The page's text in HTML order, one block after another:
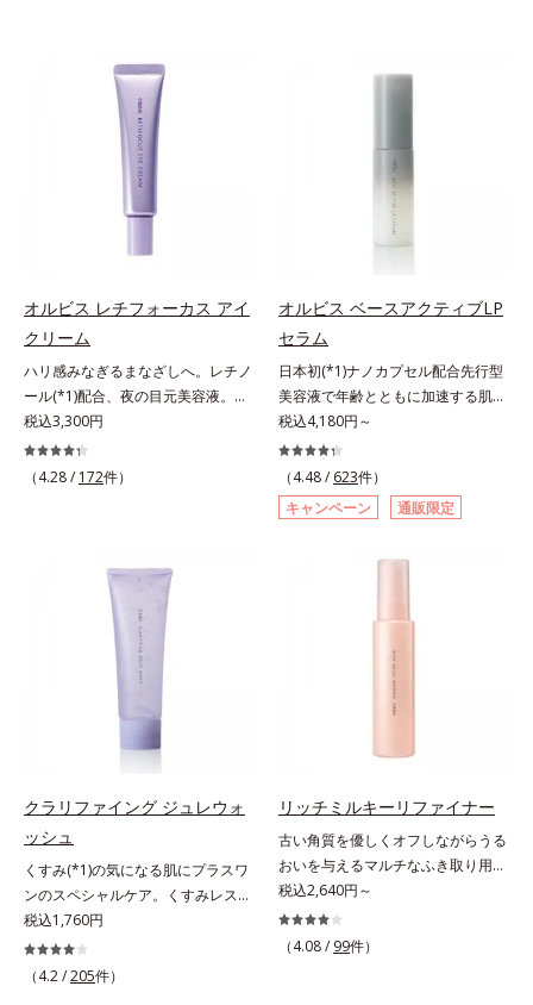
オルビス レチフォーカス アイ
クリーム
ハリ感みなぎるまなざしへ。レチノ
ール(*1)配合、夜の目元美容液。オ
ルビスの目元技術を結集し、ハリ感
みなぎるまなざしへ。レチノール
(*1)配合の目元美容液です。目元悩
与え、湧き上がるようなハリ感を呼
び覚まします。ハリ膜がのび広が
り、肌表面にピン！としたハリ感を
与え、さらに疑似セラミド(*3)が角
層の隙間に浸透(*4)。夜のスキンケ
よる小ジワを目立たなくし、ハリ感
みなぎる目元を目指します。*1 レ
チノール配合＝保湿成分*2 パルミ
トイルトリペプチド－5配合＝保湿
成分*3 ラウロイルグルタミン酸ジ
（フィトステリル/オクチルドデシ
ル）配合＝保湿成分*4 角層まで
税込3,300円
（4.28 / 172件）
オルビス ベースアクティブLP
セラム
日本初(*1)ナノカプセル配合先行型
美容液で年齢とともに加速する肌悩
み(*2)にブレーキを。スキンケアの
打ち止め感に。年齢とともに加速す
る肌悩み(*2)にブレーキをかけ、化
粧水前の土台(*3)づくりで、うるお
いに満ち満ちた内側から弾むような
そんな大人の肌悩みにアプローチす
る先行型美容液です。日本初(*1)、
毛穴約1/1000ナノサイズの極小カ
プセルの表面は肌になじみやすい構
造(*4)。内包した美容成分(*5)の浸
おいの通り道”を作って化粧水のな
じみ感をUP。化粧水前に使うこと
で、普段の化粧水の手ごたえをより
実感できる、しっとり整った肌状態
へ。化粧水前に2プッシュ使うだけ
で、うるおいのすき間にぐんぐん入
り込み、うるおいで満ち満ちたハリ
税込4,180円～
（4.48 / 623件）
キャンペーン
通販限定
クラリファイング ジュレウォ
ッシュ
くすみ(*1)の気になる肌にプラスワ
ンのスペシャルケア。くすみレスの
輝くような素肌へ。肌表面の余分な
角層を落として、くすみ(*1)レスな
輝くような素肌へ整える(*2)スペシ
税込1,760円
（4.2 /205件）
リッチミルキーリファイナー
古い角質を優しくオフしながらうる
おいを与えるマルチなふき取り用美
容液。ごわつき、黄ぐすみなど、さ
まざまな年齢肌悩みに関わる角層の
糖化。角層が糖化する前に(*)やさし
税込2,640円～
（4.08 / 99件）